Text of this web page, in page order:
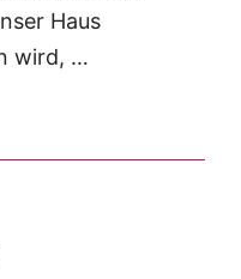
Haus
wird, …